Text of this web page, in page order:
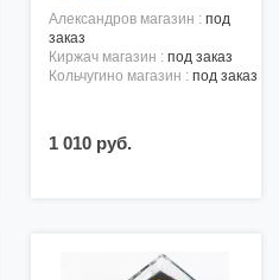
александров магазин : под
заказ
киржач магазин : под заказ
кольчугино магазин : под заказ
1 010 руб.